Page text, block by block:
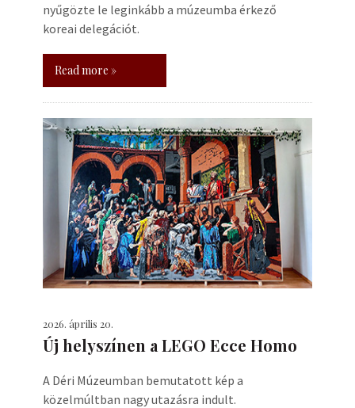
nyűgözte le leginkább a múzeumba érkező
koreai delegációt.
Read more »
2026. április 20.
Új helyszínen a LEGO Ecce Homo
A Déri Múzeumban bemutatott kép a
közelmúltban nagy utazásra indult.